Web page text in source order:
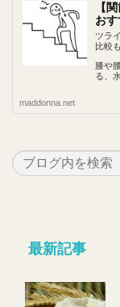
【
お
ツラ
比較
膝や
る、
maddonna.net
最新記事